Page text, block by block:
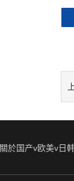
關於国产v欧美v日